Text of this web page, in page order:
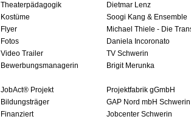
Theaterpädagogik
Dietmar Lenz
Kostüme
Soogi Kang & Ensemble
Flyer
Michael Thiele - Die
Fotos
Daniela Incoronato
Video Trailer
TV Schwerin
Bewerbungsmanagerin
Brigit Merunka
JobAct® Projekt
Projektfabrik gGmbH
Bildungsträger
GAP Nord mbH Schwerin
Finanziert
Jobcenter Schwerin